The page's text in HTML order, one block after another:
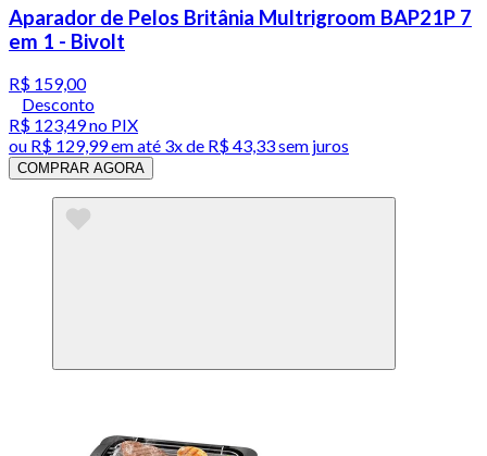
Aparador de Pelos Britânia Multrigroom BAP21P 7
em 1 - Bivolt
R$ 159,00
Desconto
R$ 123,49no PIX
ou R$ 129,99em até 3x de R$ 43,33 sem juros
COMPRAR AGORA